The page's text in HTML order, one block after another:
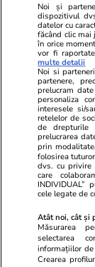
Ringier
Libertatea pentru
Unica.ro
Program TV
Avantaje
Pariază
© 2026
Noi și
dispozitivul
datelor cu
făcând clic
în orice
vor fi
multe detalii
Noi si
partenere,
prelucram
personaliza
interesele si/
retelelor de
de drepturile
prelucrarea
prin
folosirea
dvs. cu privire
care
INDIVIDUAL”
cele legate de
Atât noi, cât și
Măsurarea
selectarea
informațiilor
Crearea